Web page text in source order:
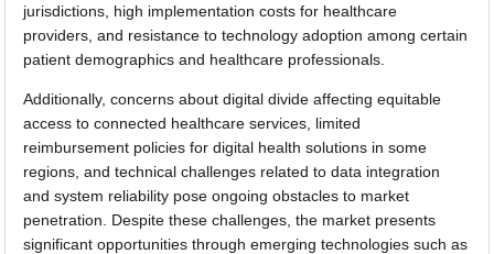
jurisdictions, high implementation costs for healthcare
providers, and resistance to technology adoption among certain
patient demographics and healthcare professionals.
Additionally, concerns about digital divide affecting equitable
access to connected healthcare services, limited
reimbursement policies for digital health solutions in some
regions, and technical challenges related to data integration
and system reliability pose ongoing obstacles to market
penetration. Despite these challenges, the market presents
significant opportunities through emerging technologies such as